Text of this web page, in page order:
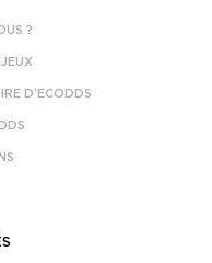
?
D’ECODDS